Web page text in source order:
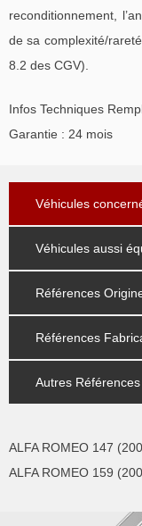
reconditionnement,
de sa complexité/
8.2 des CGV).
Infos Techniques
Garantie : 24 mois
Véhicules
Véhicules aussi
Références
Références
Autres Références
ALFA ROMEO 147
ALFA ROMEO 159